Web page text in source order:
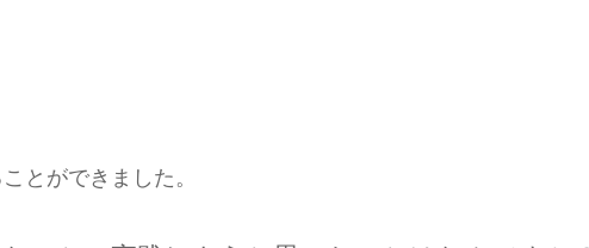
とができました。